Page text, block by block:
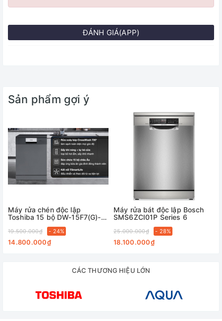
ĐÁNH GIÁ(APP)
Sản phẩm gợi ý
Máy rửa chén độc lập
Toshiba 15 bộ DW-15F7(G)-
19.500.000₫ - 24%
14.800.000₫
Máy rửa bát độc lập Bosch
SMS6ZCI01P Series 6
25.000.000₫ - 28%
18.100.000₫
CÁC THƯƠNG HIỆU LỚN